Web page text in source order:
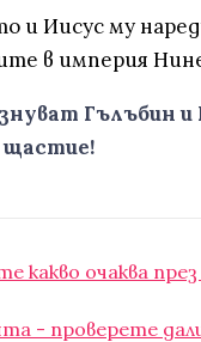
и Иисус му
в империя
Гълъбин и
щастие!
какво очаква
- проверете